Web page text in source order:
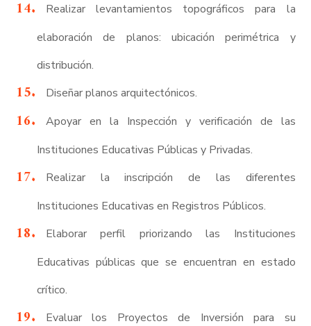
Realizar levantamientos topográficos para la
elaboración de planos: ubicación perimétrica y
distribución.
Diseñar planos arquitectónicos.
Apoyar en la Inspección y verificación de las
Instituciones Educativas Públicas y Privadas.
Realizar la inscripción de las diferentes
Instituciones Educativas en Registros Públicos.
Elaborar perfil priorizando las Instituciones
Educativas públicas que se encuentran en estado
crítico.
Evaluar los Proyectos de Inversión para su